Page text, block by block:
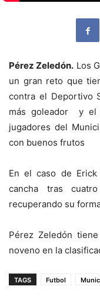
Pérez Zeledón. Los
un gran reto que
contra el Deportivo
más goleador y el
jugadores del
con buenos frutos
En el caso de
cancha tras
recuperando su
Pérez Zeledón
noveno en la
TAGS Futbol